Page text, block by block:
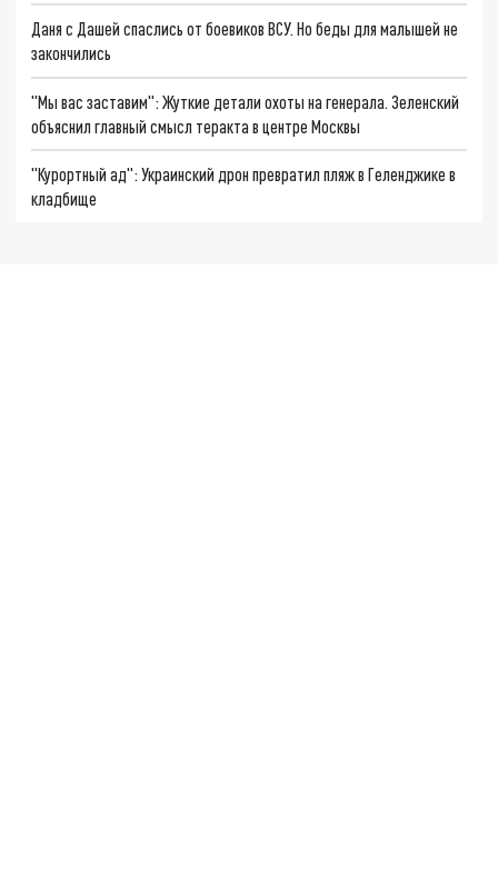
Даня с Дашей спаслись от боевиков ВСУ. Но беды для малышей не
закончились
"Мы вас заставим": Жуткие детали охоты на генерала. Зеленский
объяснил главный смысл теракта в центре Москвы
"Курортный ад": Украинский дрон превратил пляж в Геленджике в
кладбище